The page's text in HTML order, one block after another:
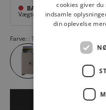
BAGGI Nyborg
Vægtergade 1, Nyborg
Farve: Taupe Camo
LÆG
cookies giver
indsamle
din oplevelse